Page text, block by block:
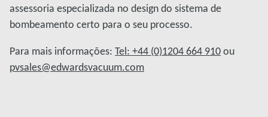
assessoria especializada no design do sistema de
bombeamento certo para o seu processo.
Para mais informações: Tel: +44 (0)1204 664 910ou
pvsales@edwardsvacuum.com